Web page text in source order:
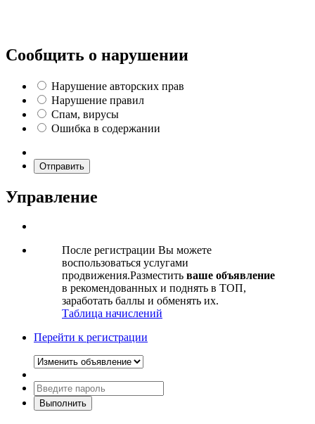
Сообщить о нарушении
Нарушение авторских прав
Нарушение правил
Спам, вирусы
Ошибка в содержании
Отправить
Управление
После регистрации Вы можете
воспользоваться услугами
продвижения.Разместить ваше объявление
в рекомендованных и поднять в ТОП,
заработать баллы и обменять их.
Таблица начислений
Перейти к регистрации